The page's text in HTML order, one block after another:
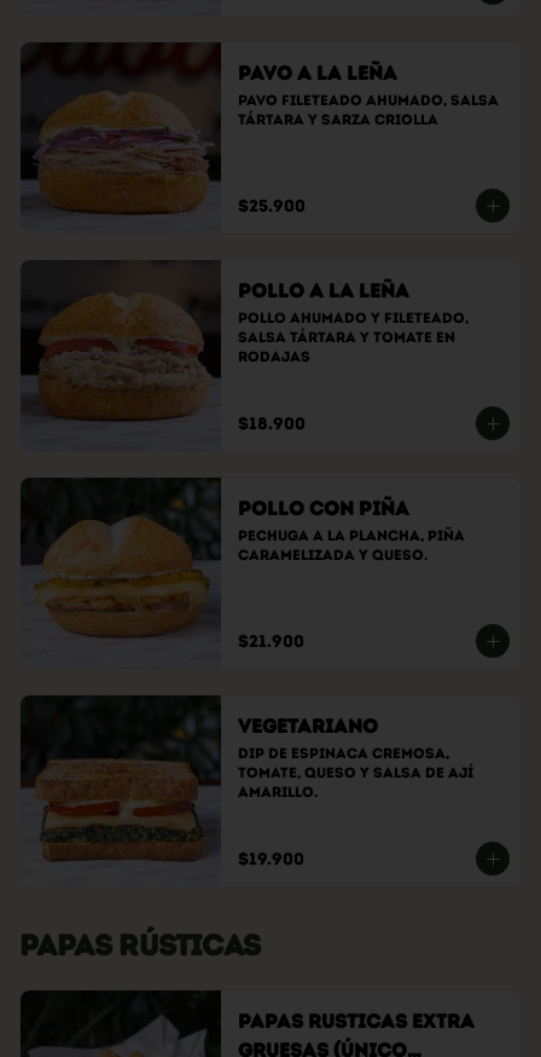
Pavo a la Leña
Pavo fileteado ahumado, Salsa
tártara y sarza criolla
$25.900
Pollo a la Leña
Pollo ahumado y fileteado,
Salsa tártara y tomate en
rodajas
$18.900
Pollo con Piña
Pechuga a la plancha, piña
caramelizada y queso.
$21.900
Vegetariano
Dip de espinaca cremosa,
tomate, queso y salsa de ají
amarillo.
$19.900
PAPAS RÚSTICAS
Papas Rusticas Extra
Gruesas (Único